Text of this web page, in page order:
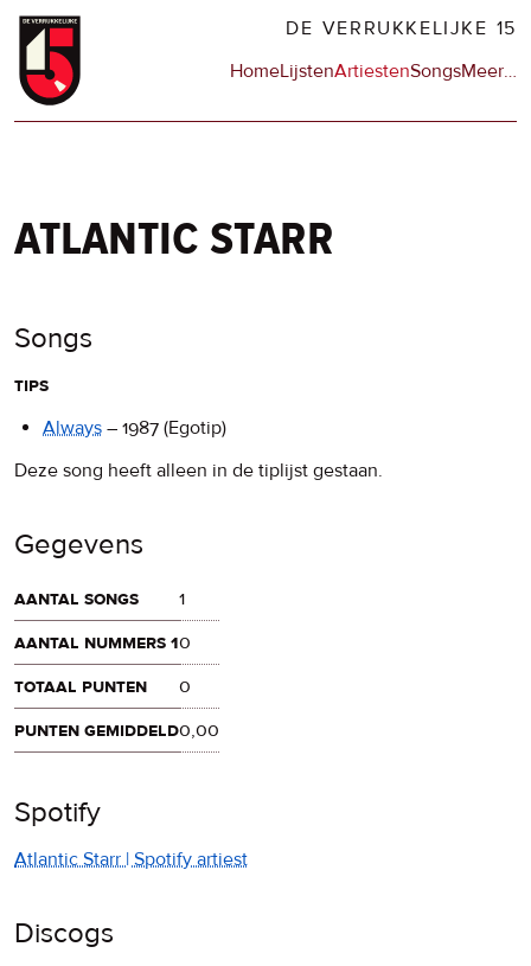
Overslaan
naar
DE VERRUKKELIJKE 15
Hoofdnavigatie
HomeLijstenArtiestenSongsMeerop
…
atlantic starr
Songs
tips
Always – 1987 (Egotip)
Deze song heeft alleen in de tiplijst gestaan.
Gegevens
aantal songs
1
aantal nummers 10
totaal punten
0
punten gemiddeld0,00
Spotify
Atlantic Starr | Spotify artiest
Discogs